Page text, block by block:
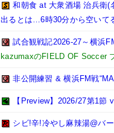
和朝食 at 大衆酒場 治兵衛(
出るとは…6時30分から空いて
試合観戦記2026-27～横浜
kazumaxのFIELD OF Soccer
非公開練習 & 横浜FM戦
【Preview】2026/27第1節
シビ!辛!冷やし麻辣湯@バ